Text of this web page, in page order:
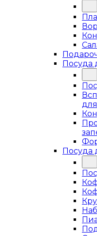
Посуда
Посуда